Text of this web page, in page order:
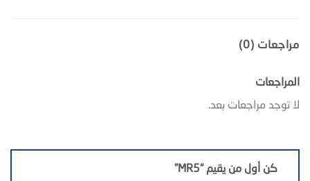
مراجعات (0)
المراجعات
لا توجد مراجعات بعد.
كن أول من يقيم “MR5”